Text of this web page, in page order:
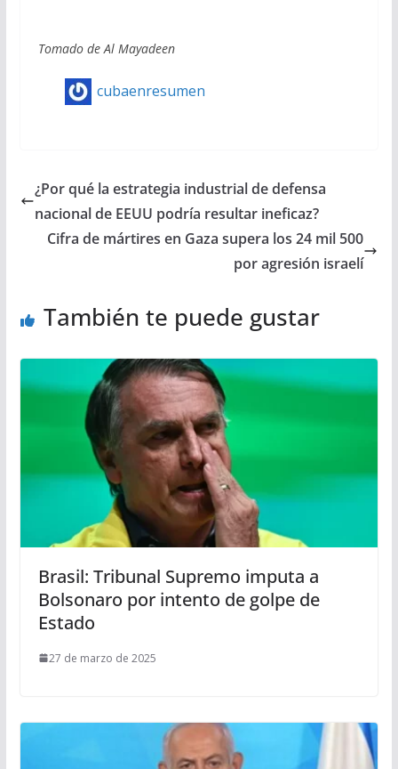
Tomado de Al Mayadeen
cubaenresumen
¿Por qué la estrategia industrial de defensa
nacional de EEUU podría resultar ineficaz?
Cifra de mártires en Gaza supera los 24 mil 500
por agresión israelí
También te puede gustar
Brasil: Tribunal Supremo imputa a
Bolsonaro por intento de golpe de
Estado
27 de marzo de 2025